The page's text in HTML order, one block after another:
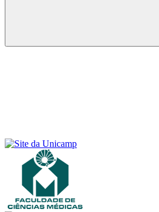
Buscar